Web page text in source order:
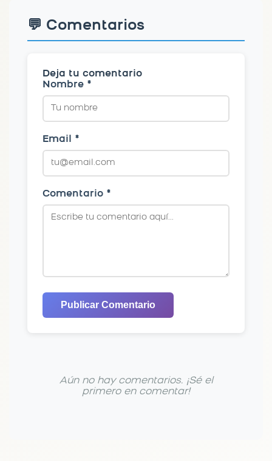
💬 Comentarios
Deja tu comentario
Nombre *
Email *
Comentario *
Publicar Comentario
Aún no hay comentarios. ¡Sé el
primero en comentar!